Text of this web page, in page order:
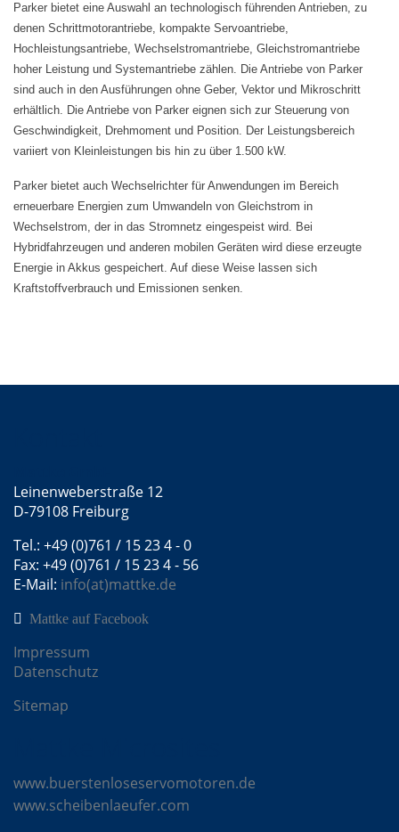
Parker bietet eine Auswahl an technologisch führenden Antrieben, zu
denen Schrittmotorantriebe, kompakte Servoantriebe,
Hochleistungsantriebe, Wechselstromantriebe, Gleichstromantriebe
hoher Leistung und Systemantriebe zählen. Die Antriebe von Parker
sind auch in den Ausführungen ohne Geber, Vektor und Mikroschritt
erhältlich. Die Antriebe von Parker eignen sich zur Steuerung von
Geschwindigkeit, Drehmoment und Position. Der Leistungsbereich
variiert von Kleinleistungen bis hin zu über 1.500 kW.
Parker bietet auch Wechselrichter für Anwendungen im Bereich
erneuerbare Energien zum Umwandeln von Gleichstrom in
Wechselstrom, der in das Stromnetz eingespeist wird. Bei
Hybridfahrzeugen und anderen mobilen Geräten wird diese erzeugte
Energie in Akkus gespeichert. Auf diese Weise lassen sich
Kraftstoffverbrauch und Emissionen senken.
Leinenweberstraße 12
D-79108 Freiburg
Tel.: +49 (0)761 / 15 23 4 - 0
Fax: +49 (0)761 / 15 23 4 - 56
E-Mail: info(at)mattke.de
Mattke auf Facebook
Impressum
Datenschutz
Sitemap
www.buerstenloseservomotoren.de
www.scheibenlaeufer.com